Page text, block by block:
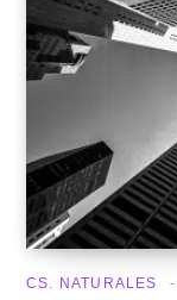
CS. NATURALES